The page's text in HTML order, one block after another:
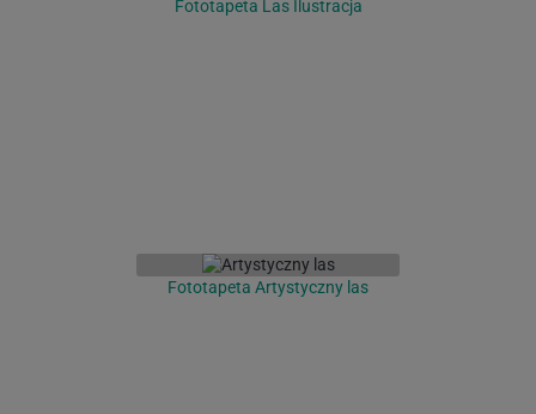
Fototapeta Las Ilustracja
Fototapeta Artystyczny las